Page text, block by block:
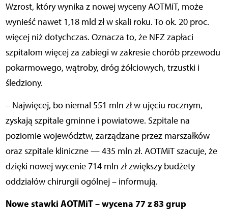
Wzrost, który wynika z nowej wyceny AOTMiT, może
wynieść nawet 1,18 mld zł w skali roku. To ok. 20 proc.
więcej niż dotychczas. Oznacza to, że NFZ zapłaci
szpitalom więcej za zabiegi w zakresie chorób przewodu
pokarmowego, wątroby, dróg żółciowych, trzustki i
śledziony.
– Najwięcej, bo niemal 551 mln zł w ujęciu rocznym,
zyskają szpitale gminne i powiatowe. Szpitale na
poziomie województw, zarządzane przez marszałków
oraz szpitale kliniczne — 435 mln zł. AOTMiT szacuje, że
dzięki nowej wycenie 714 mln zł zwiększy budżety
oddziałów chirurgii ogólnej – informują.
Nowe stawki AOTMiT – wycena 77 z 83 grup